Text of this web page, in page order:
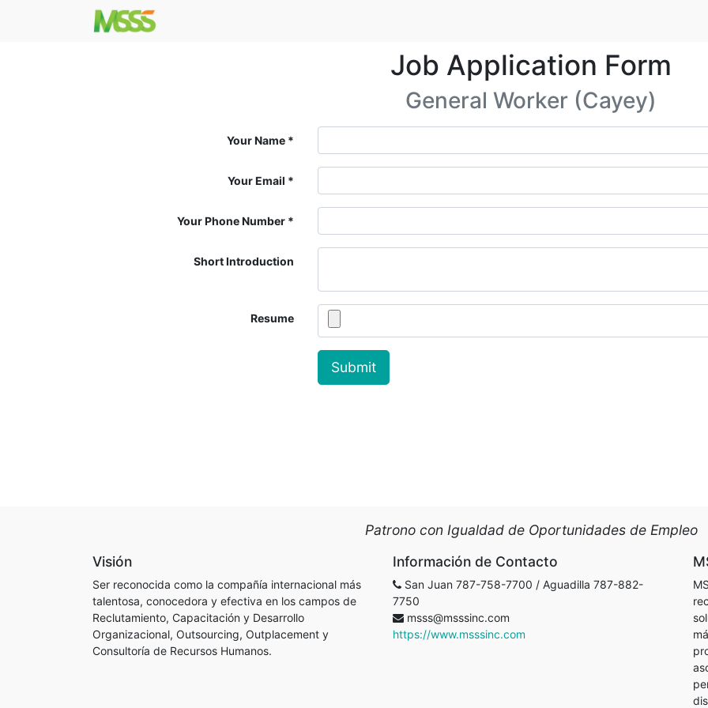
Job Application Form
General Worker (Cayey)
Your Name
Your Email
Your Phone Number
Short Introduction
Resume
Submit
Patrono con Igualdad de Oportunidades de Empleo
Visión
Ser reconocida como la compañía internacional más
talentosa, conocedora y efectiva en los campos de
Reclutamiento, Capacitación y Desarrollo
Organizacional, Outsourcing, Outplacement y
Consultoría de Recursos Humanos.
Información de Contacto
San Juan 787-758-7700 / Aguadilla 787-882-
7750
msss@msssinc.com
https://www.msssinc.com